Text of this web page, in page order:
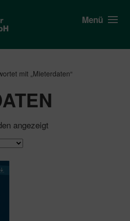
Menü
mit „Mieterdaten“
angezeigt